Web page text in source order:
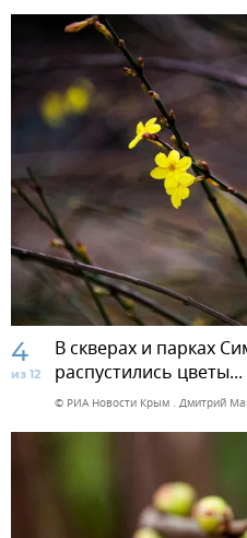
4
из 12
В скверах и парках
распустились цветы...
© РИА Новости Крым . Дмитрий